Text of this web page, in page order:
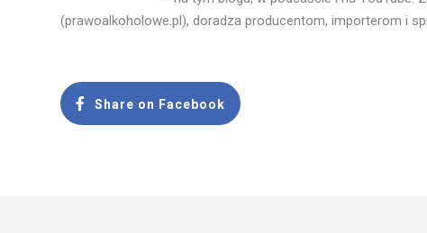
(prawoalkoholowe.pl), doradza producentom, importerom i
Share on Facebook